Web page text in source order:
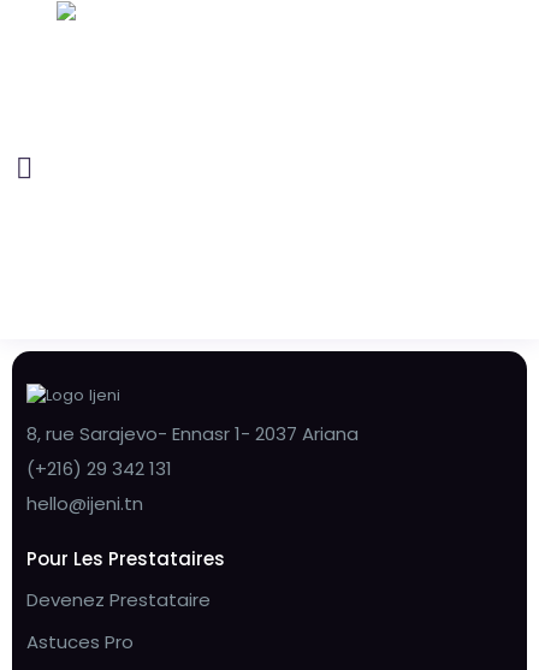
8, rue Sarajevo- Ennasr 1- 2037 Ariana
(+216) 29 342 131
hello@ijeni.tn
Pour Les Prestataires
Devenez Prestataire
Astuces Pro